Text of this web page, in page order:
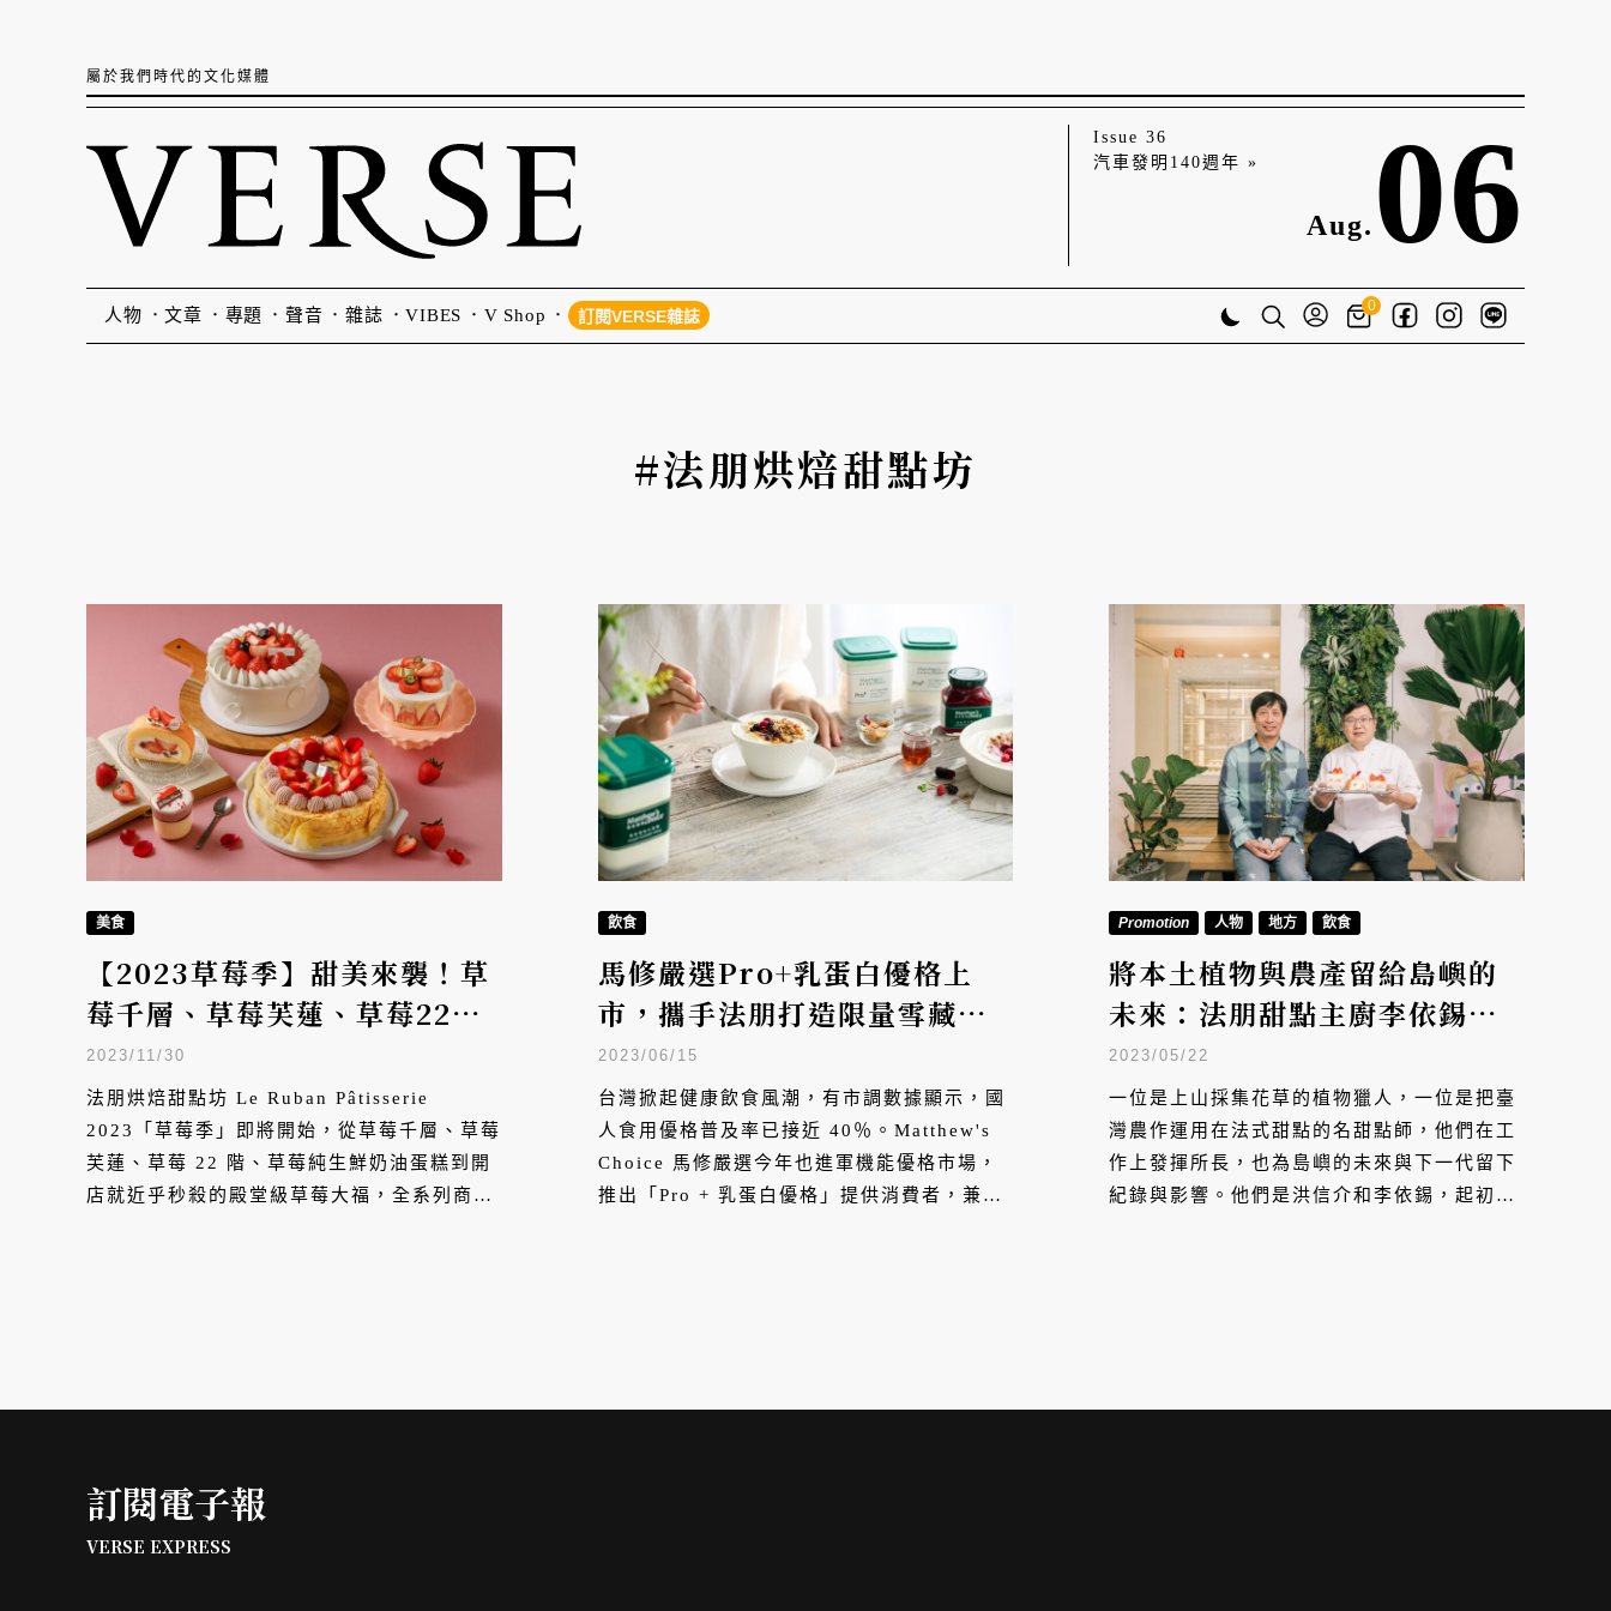
屬於我們時代的文化媒體
Issue 36
汽車發明140週年 »
Aug. 06
人物 文章 專題 聲音 雜誌 VIBES V Shop 訂閱VERSE雜誌
0
#法朋烘焙甜點坊
美食
【2023草莓季】甜美來襲！草
莓千層、草莓芙蓮、草莓22
階，法朋烘焙點燃少女心
2023/11/30
法朋烘焙甜點坊 Le Ruban Pâtisserie
2023「草莓季」即將開始，從草莓千層、草莓
芙蓮、草莓 22 階、草莓純生鮮奶油蛋糕到開
店就近乎秒殺的殿堂級草莓大福，全系列商品
飲食
馬修嚴選Pro+乳蛋白優格上
市，攜手法朋打造限量雪藏乳
酪蛋糕
2023/06/15
台灣掀起健康飲食風潮，有市調數據顯示，國
人食用優格普及率已接近 40％。Matthew's
Choice 馬修嚴選今年也進軍機能優格市場，
推出「Pro + 乳蛋白優格」提供消費者，兼顧
Promotion 人物 地方 飲食
將本土植物與農產留給島嶼的
未來：法朋甜點主廚李依錫×
植物獵人洪信介
2023/05/22
一位是上山採集花草的植物獵人，一位是把臺
灣農作運用在法式甜點的名甜點師，他們在工
作上發揮所長，也為島嶼的未來與下一代留下
紀錄與影響。他們是洪信介和李依錫，起初都
訂閱電子報
VERSE EXPRESS